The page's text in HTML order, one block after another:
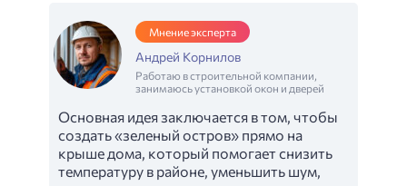
Мнение эксперта
Андрей Корнилов
Работаю в строительной компании,
занимаюсь установкой окон и дверей
Основная идея заключается в том, чтобы
создать «зеленый остров» прямо на
крыше дома, который помогает снизить
температуру в районе, уменьшить шум,